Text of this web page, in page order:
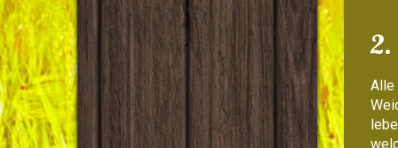
2.
Alle